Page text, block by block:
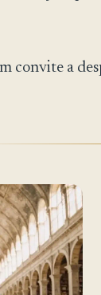
convite a